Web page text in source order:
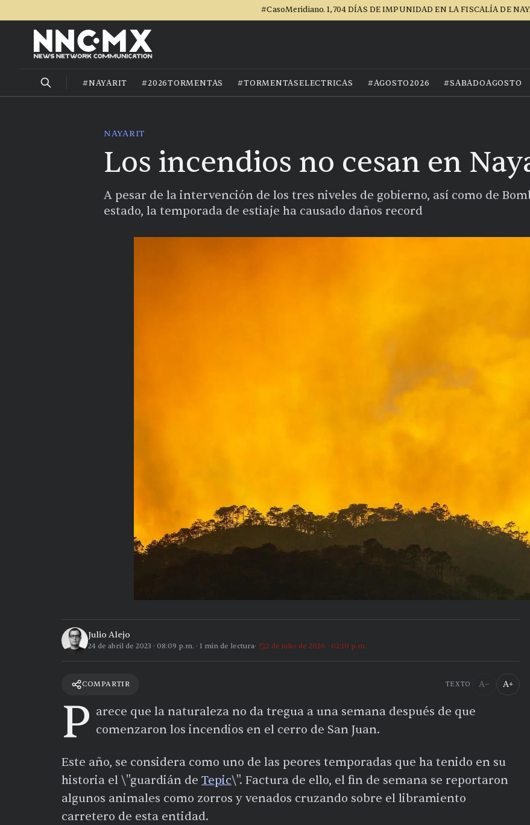
#CasoMeridiano. 1,704 DÍAS DE IMPUNIDAD EN LA FISCALÍA DE
#NAYARIT #2026TORMENTAS #TORMENTASELECTRICAS #AGOSTO2026 #SABADOAGOSTO
NAYARIT
Los incendios no cesan en
A pesar de la intervención de los tres niveles de gobierno, así como de
estado, la temporada de estiaje ha causado daños record
Julio Alejo
24 de abril de 2023 · 08:09 p.m. · 1 min de lectura 2 de julio de 2026 · 02:10 p.m.
COMPARTIR TEXTO A− A+
P arece que la naturaleza no da tregua a una semana después de que
comenzaron los incendios en el cerro de San Juan.
Este año, se considera como uno de las peores temporadas que ha tenido en su
historia el \"guardián de Tepic\". Factura de ello, el fin de semana se reportaron
algunos animales como zorros y venados cruzando sobre el libramiento
carretero de esta entidad.